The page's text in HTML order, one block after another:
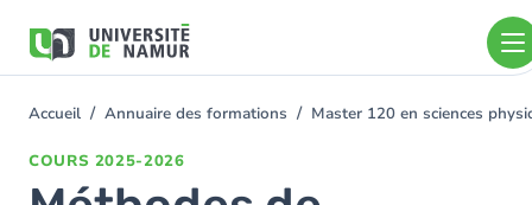
contenu
You
Accueil Annuaire des formations Master 120 en sciences
COURS 2025-2026